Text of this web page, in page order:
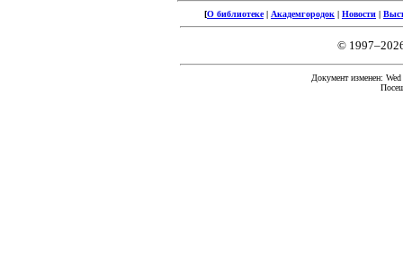
[О библиотеке| Академгородок | Новости |
©
Документ изменен: